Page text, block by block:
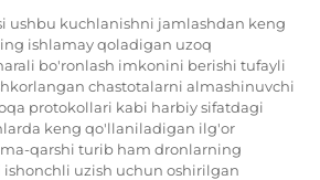
ushbu kuchlanishni jamlashdan keng
ishlamay qoladigan uzoq
bo'ronlash imkonini berishi tufayli
chastotalarni almashinuvchi
protokollari kabi harbiy sifatdagi
keng qo'llaniladigan ilg'or
qarshi turib ham dronlarning
uzish uchun oshirilgan